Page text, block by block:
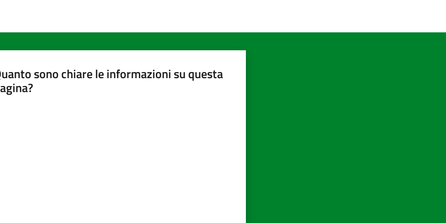
sono chiare le informazioni su questa